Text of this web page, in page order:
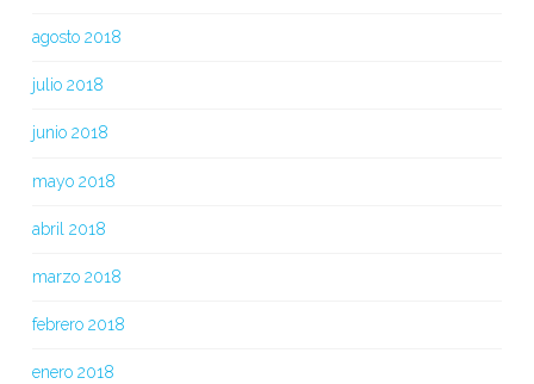
agosto 2018
julio 2018
junio 2018
mayo 2018
abril 2018
marzo 2018
febrero 2018
enero 2018